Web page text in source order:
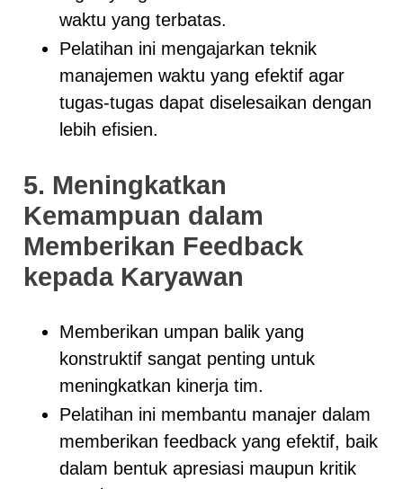
waktu yang terbatas.
Pelatihan ini mengajarkan teknik
manajemen waktu yang efektif agar
tugas-tugas dapat diselesaikan dengan
lebih efisien.
5. Meningkatkan
Kemampuan dalam
Memberikan Feedback
kepada Karyawan
Memberikan umpan balik yang
konstruktif sangat penting untuk
meningkatkan kinerja tim.
Pelatihan ini membantu manajer dalam
memberikan feedback yang efektif, baik
dalam bentuk apresiasi maupun kritik